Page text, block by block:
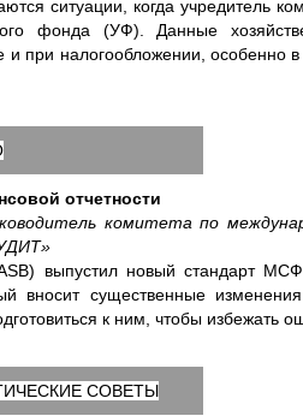
ситуации, когда учредитель
фонда (УФ). Данные
и при налогообложении, особенно
отчетности
комитета по
выпустил новый стандарт
вносит существенные
к ним, чтобы избежать
СОВЕТЫ